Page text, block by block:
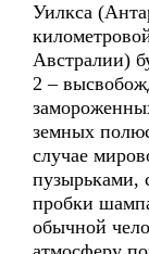
Уилкса
Австралии)
2 –
земных
случае
пузырьками,
пробки
обычной